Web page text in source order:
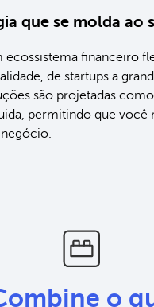
que se molda
ecossistema financeiro
de startups a
são projetadas
permitindo que você
o